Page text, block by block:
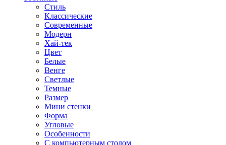
Стиль
Классические
Современные
Модерн
Хай-тек
Цвет
Белые
Венге
Светлые
Темные
Размер
Мини стенки
Форма
Угловые
Особенности
С компьютерным столом